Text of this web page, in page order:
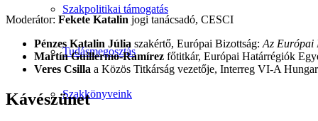
Szakpolitikai támogatás
Tudásmegosztás
Szakkönyveink
Moderátor: Fekete Katalin jogi tanácsadó, CESCI
Pénzes Katalin Júlia szakértő, Európai Bizottság: Az Európai
Martín Guillermo-Ramírez főtitkár, Európai Határrégiók
Veres Csilla a Közös Titkárság vezetője, Interreg VI-A
Kávészünet